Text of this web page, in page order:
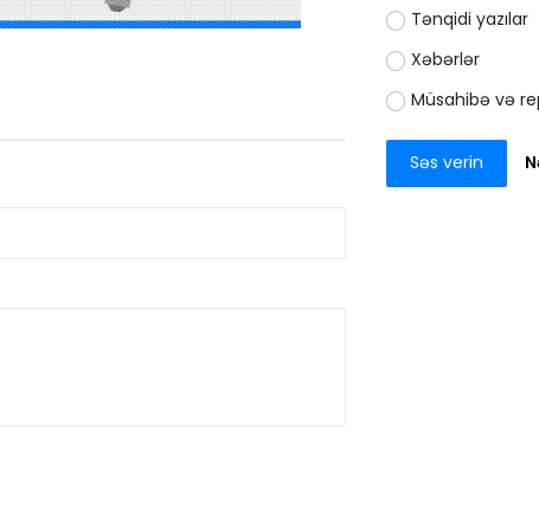
Tənqidi yazılar
Xəbərlər
Müsahibə və
Səs verin